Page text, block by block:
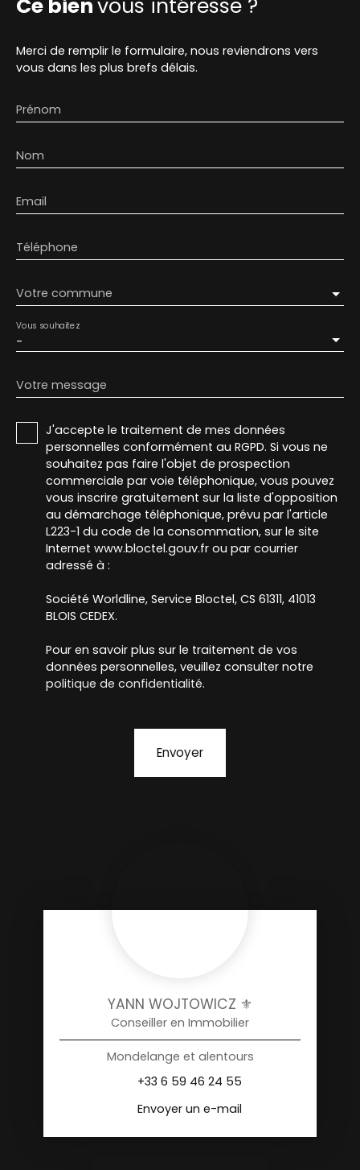
Ce bienvous intéresse ?
Merci de remplir le formulaire, nous reviendrons vers
vous dans les plus brefs délais.
Prénom
Nom
Email
Téléphone
Votre commune
-
Vous souhaitez
Votre message
J'accepte le traitement de mes données
personnelles conformément au RGPD. Si vous ne
souhaitez pas faire l'objet de prospection
commerciale par voie téléphonique, vous pouvez
vous inscrire gratuitement sur la liste d'opposition
au démarchage téléphonique, prévu par l'article
L223-1 du code de la consommation, sur le site
Internet www.bloctel.gouv.fr ou par courrier
adressé à :
Société Worldline, Service Bloctel, CS 61311, 41013
BLOIS CEDEX.
Pour en savoir plus sur le traitement de vos
données personnelles, veuillez consulter notre
politique de confidentialité.
Envoyer
YANN WOJTOWICZ ⚜️
Conseiller en Immobilier
Mondelange et alentours
+33 6 59 46 24 55
Envoyer un e-mail